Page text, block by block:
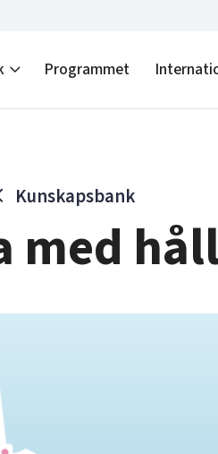
Programmet
Kunskapsbank
med